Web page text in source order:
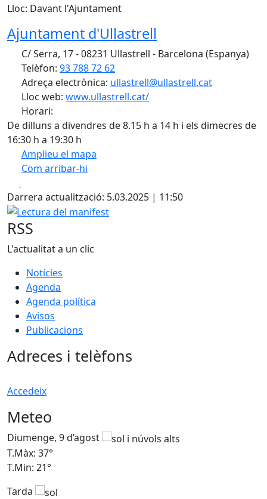
Lloc: Davant l'Ajuntament
Ajuntament d'Ullastrell
C/ Serra, 17 - 08231 Ullastrell - Barcelona (Espanya)
Telèfon: 93 788 72 62
Adreça electrònica: ullastrell@ullastrell.cat
Lloc web: www.ullastrell.cat/
Horari:
De dilluns a divendres de 8.15 h a 14 h i els dimecres de
16:30 h a 19:30 h
Amplieu el mapa
Com arribar-hi
+
−
Darrera actualització: 5.03.2025 | 11:50
Lectura del manifest
RSS
L'actualitat a un clic
Notícies
Agenda
Agenda política
Avisos
Publicacions
Adreces i telèfons
Accedeix
Meteo
Diumenge, 9 d’agost
T.Màx: 37°
T.Min: 21°
Tarda